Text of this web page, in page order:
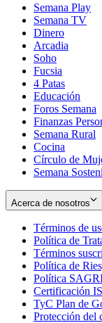
Semana Play
Semana TV
Dinero
Arcadia
Soho
in
new
window
Fucsia
in
new
window
4 Patas
Educación
Foros Semana
Finanzas
Semana Rural
Cocina
Círculo de
Semana
Acerca de nosotros
Términos de
Política de
Términos
Política de
Política
Certificación
TyC Plan de
Protección del